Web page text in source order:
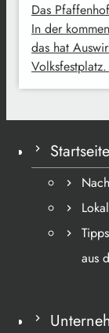
Das
In der
das hat
Startseite
aus